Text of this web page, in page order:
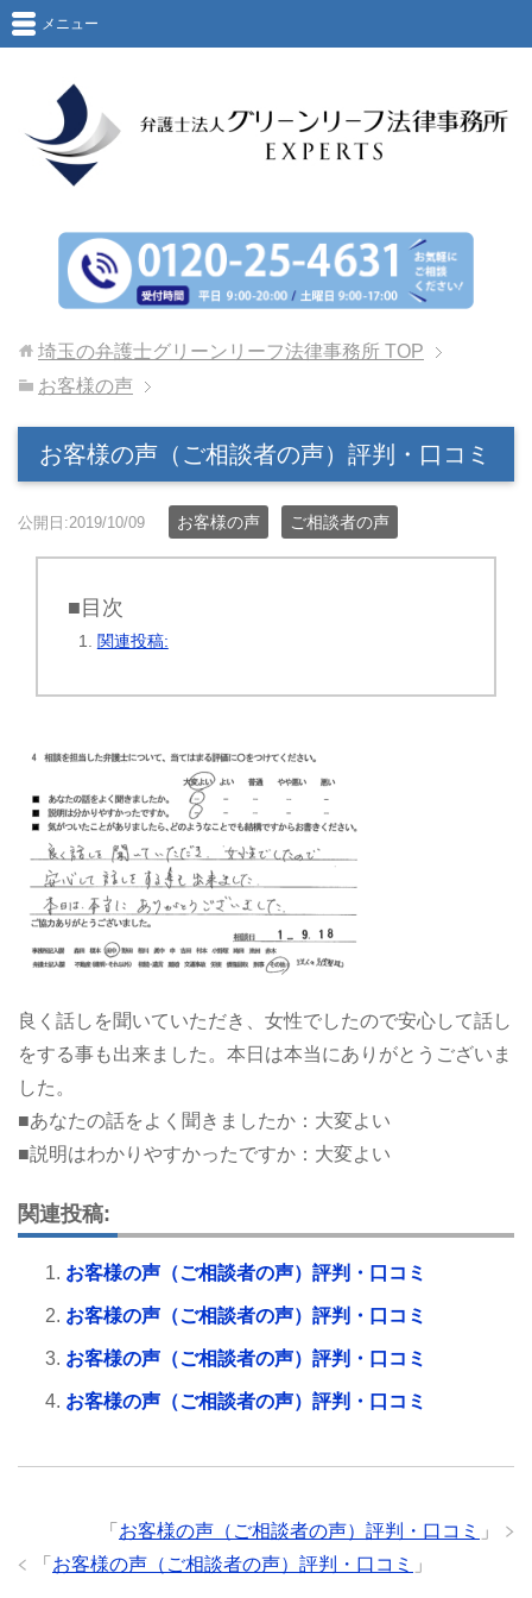
メニュー
埼玉の弁護士グリーンリーフ法律事務所 TOP
お客様の声
お客様の声（ご相談者の声）評判・口コミ
公開日:2019/10/09 お客様の声 ご相談者の声
■目次
関連投稿:
良く話しを聞いていただき、女性でしたので安心して話し
をする事も出来ました。本日は本当にありがとうございま
した。
■あなたの話をよく聞きましたか：大変よい
■説明はわかりやすかったですか：大変よい
関連投稿:
お客様の声（ご相談者の声）評判・口コミ
お客様の声（ご相談者の声）評判・口コミ
お客様の声（ご相談者の声）評判・口コミ
お客様の声（ご相談者の声）評判・口コミ
「 お客様の声（ご相談者の声）評判・口コミ
」
「 お客様の声（ご相談者の声）評判・口コミ 」